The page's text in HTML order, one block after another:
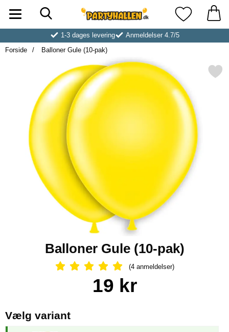
Startside for Partyhallen AB Mine
1-3 dages levering
Anmeldelser 4.7/5
Forside
Balloner Gule (10-pak)
Markér balloner Gule
Balloner Gule (10-pak)
Anmeldelser: 5 Stjerne, Spring til
(4 anmeldelser)
Køb dette produkt Balloner Gule
pris
19 kr
Vælg variant, (Valg af en ny radioknap vil